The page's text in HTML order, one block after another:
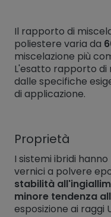
Il rapporto di
poliestere varia da
miscelazione più
L'esatto rapporto di
dalle specifiche
di applicazione.
Proprietà
I sistemi ibridi
vernici a polvere
stabilità
minore tendenza
esposizione ai raggi